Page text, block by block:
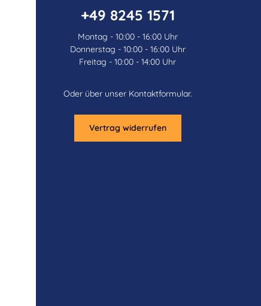
+49 8245 1571
Montag - 10:00 - 16:00 Uhr
Donnerstag - 10:00 - 16:00 Uhr
Freitag - 10:00 - 14:00 Uhr
Oder über unser Kontaktformular.
Vertrag widerrufen